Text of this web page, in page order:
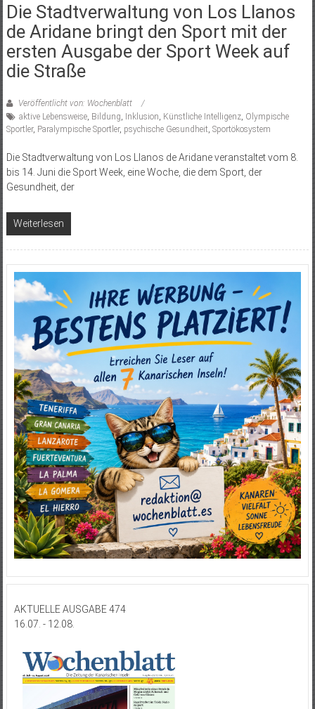
Die Stadtverwaltung von Los Llanos
de Aridane bringt den Sport mit der
ersten Ausgabe der Sport Week auf
die Straße
Veröffentlicht von: Wochenblatt
aktive Lebensweise, Bildung Inklusion Künstliche Intelligenz, Olympische
Sportler, Paralympische Sportler, psychische Gesundheit Sportökosystem
Die Stadtverwaltung von Los Llanos de Aridane veranstaltet vom 8.
bis 14. Juni die Sport Week, eine Woche, die dem Sport, der
Gesundheit, der
Weiterlesen
AKTUELLE AUSGABE 474
16.07. - 12.08.